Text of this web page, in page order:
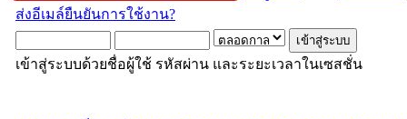
ส่งอีเมล์ยืนยันการใช้งาน?
เข้าสู่ระบบด้วยชื่อผู้ใช้ รหัสผ่าน และระยะเวลาในเซสชั่น